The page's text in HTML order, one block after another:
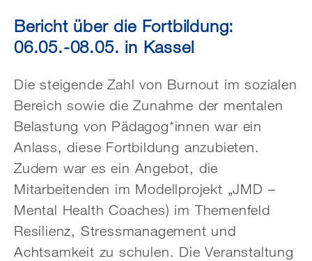
Bericht über die Fortbildung:
06.05.-08.05. in Kassel
Die steigende Zahl von Burnout im sozialen
Bereich sowie die Zunahme der mentalen
Belastung von Pädagog*innen war ein
Anlass, diese Fortbildung anzubieten.
Zudem war es ein Angebot, die
Mitarbeitenden im Modellprojekt „JMD –
Mental Health Coaches) im Themenfeld
Resilienz, Stressmanagement und
Achtsamkeit zu schulen. Die Veranstaltung